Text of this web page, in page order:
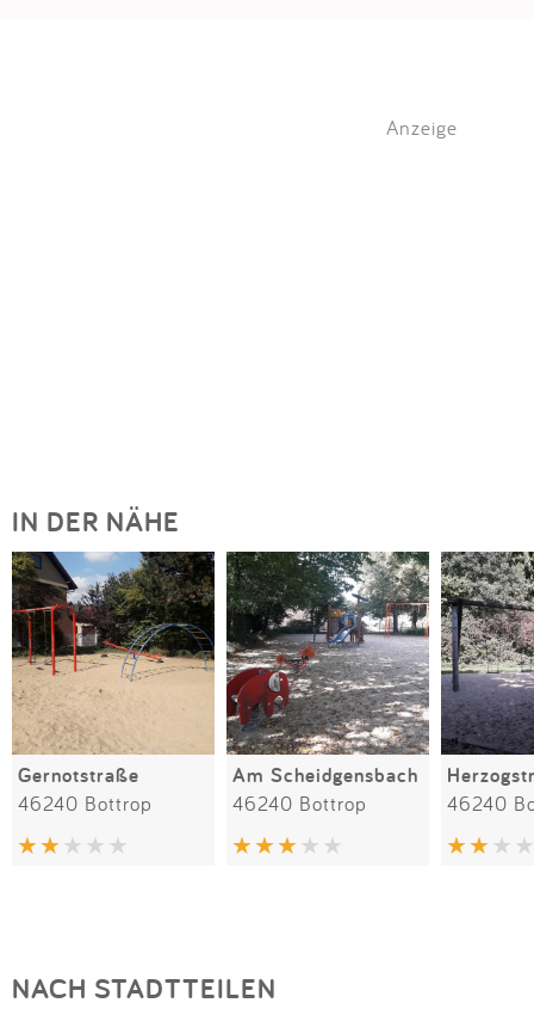
Anzeige
IN DER NÄHE
Gernotstraße
46240 Bottrop
Am Scheidgensbach
46240 Bottrop 46240
NACH STADTTEILEN